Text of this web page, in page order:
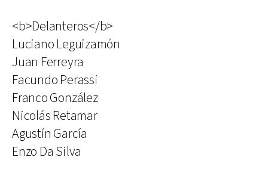
<b>Delanteros</b>
Luciano Leguizamón
Juan Ferreyra
Facundo Perassi
Franco González
Nicolás Retamar
Agustín García
Enzo Da Silva